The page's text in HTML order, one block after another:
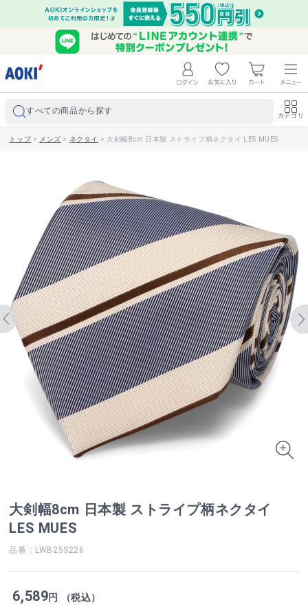
すべての商品から探す カテゴリ
トップ> メンズ > ネクタイ > 大剣幅8cm 日本製 ストライプ柄ネクタイ LES MUES
大剣幅8cm 日本製 ストライプ柄ネクタイ
LES MUES
品番：LWB25S226
6,589円 （税込）